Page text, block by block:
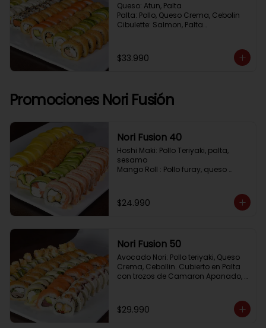
Queso: Atun, Palta
Palta: Pollo, Queso Crema, Cebolin
Cibulette: Salmon, Palta
Frito 1: Champiñon Tempura,
Pimenton, Queso Crema
Cebollin
$33.990
Promociones Nori Fusión
Nori Fusion 40
Hoshi Maki: Pollo Teriyaki, palta,
sesamo
Mango Roll : Pollo furay, queso
Avocado Oriental: Salmon,
Kanikama, Queso crema, cubierto
Salmon, bañado en salsa
Acevichada
$24.990
Nori Fusion 50
Avocado Nori: Pollo teriyaki, Queso
Crema, Cebollin. Cubierto en Palta
con trozos de Camaron Apanado,
Palta, cubierto en Salmon
Shirosakana Oriental: Pescado
$29.990